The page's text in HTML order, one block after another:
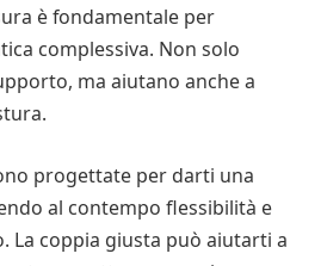
è fondamentale per
complessiva. Non solo
ma aiutano anche a
progettate per darti una
al contempo flessibilità e
La coppia giusta può aiutarti a